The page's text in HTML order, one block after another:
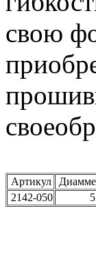
свою
Артикул
2142-050
5